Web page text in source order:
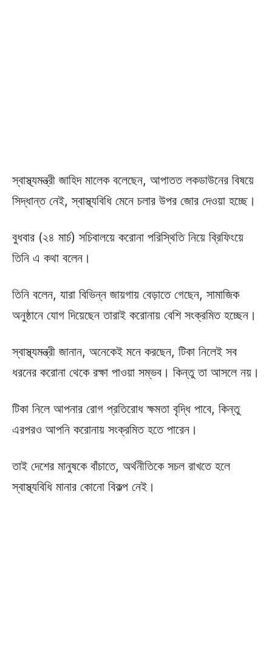
স্বাস্থ্যমন্ত্রী জাহিদ মালেক বলেছেন, আপাতত লকডাউনের বিষয়ে
সিদ্ধান্ত নেই, স্বাস্থ্যবিধি মেনে চলার উপর জোর দেওয়া হচ্ছে।
বুধবার (২৪ মার্চ) সচিবালয়ে করোনা পরিস্থিতি নিয়ে ব্রিফিংয়ে
তিনি এ কথা বলেন।
তিনি বলেন, যারা বিভিন্ন জায়গায় বেড়াতে গেছেন, সামাজিক
অনুষ্ঠানে যোগ দিয়েছেন তারাই করোনায় বেশি সংক্রমিত হচ্ছেন।
স্বাস্থ্যমন্ত্রী জানান, অনেকেই মনে করছেন, টিকা নিলেই সব
ধরনের করোনা থেকে রক্ষা পাওয়া সম্ভব। কিন্তু তা আসলে নয়।
টিকা নিলে আপনার রোগ প্রতিরোধ ক্ষমতা বৃদ্ধি পাবে, কিন্তু
এরপরও আপনি করোনায় সংক্রমিত হতে পারেন।
তাই দেশের মানুষকে বাঁচাতে, অর্থনীতিকে সচল রাখতে হলে
স্বাস্থ্যবিধি মানার কোনো বিকল্প নেই।